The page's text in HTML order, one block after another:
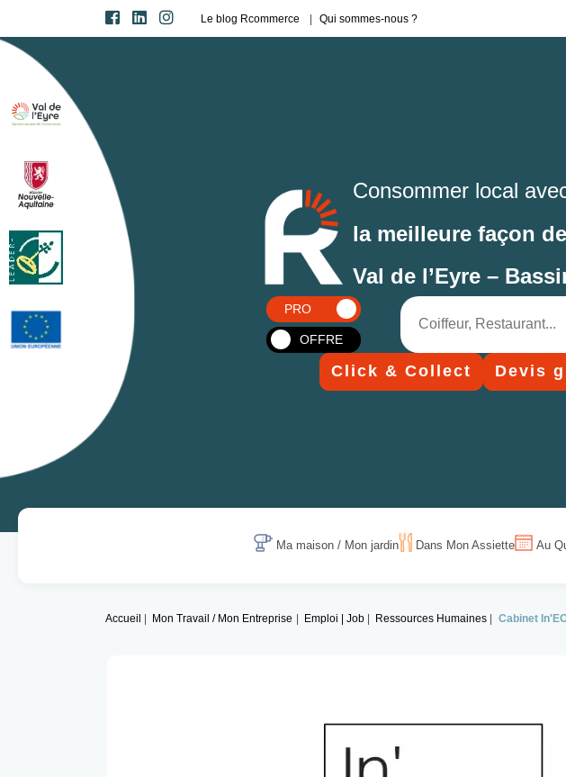
Le blog Rcommerce Qui sommes-nous ?
Consommer local
la meilleure façon
Val de l’Eyre –
PRO
OFFRE
Click & Collect Devis
Ma maison / Mon jardin Dans Mon Assiette Au
Accueil Mon Travail / Mon Entreprise Emploi | Job Ressources Humaines Cabinet